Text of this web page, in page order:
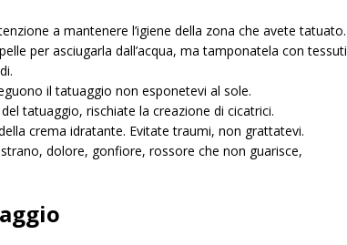
a mantenere l’igiene della zona che avete tatuato.
per asciugarla dall’acqua, ma tamponatela con tessuti
il tatuaggio non esponetevi al sole.
tatuaggio, rischiate la creazione di cicatrici.
crema idratante. Evitate traumi, non grattatevi.
dolore, gonfiore, rossore che non guarisce,